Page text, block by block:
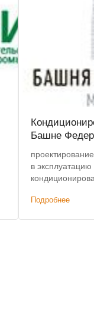
Башне
в
Подробнее